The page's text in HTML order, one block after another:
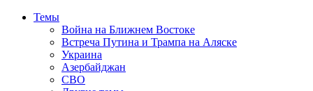
Темы
Война на Ближнем Востоке
Встреча Путина и Трампа на Аляске
Украина
Азербайджан
СВО